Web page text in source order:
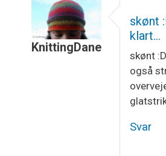
KnittingDane
SÅDAN - et
skønt
klart…
skønt
også
Svar